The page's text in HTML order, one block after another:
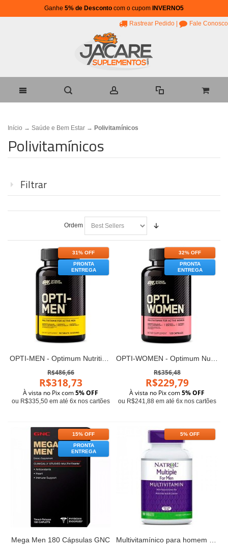
Ganhe 5% de Desconto com o cupom INVERNO5
Rastrear Pedido Fale Conosco
Início → Saúde e Bem Estar → Polivitamínicos
Polivitamínicos
Filtrar
Ordem
31% OFF
PRONTA
ENTREGA
OPTI-MEN - Optimum Nutrition (150 cápsulas)
R$486,66
R$318,73
À vista no Pix com5% OFF
ou R$335,50 em até 6x nos cartões
32% OFF
PRONTA
ENTREGA
OPTI-WOMEN - Optimum Nutrition (120 cápsulas)
R$356,48
R$229,79
À vista no Pix com5% OFF
ou R$241,88 em até 6x nos cartões
15% OFF
PRONTA
ENTREGA
Mega Men 180 Cápsulas GNC
5% OFF
Multivitamínico para homem (90 tablets) - Natrol